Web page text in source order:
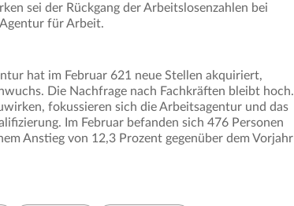
sei der Rückgang der Arbeitslosenzahlen bei
für Arbeit.
hat im Februar 621 neue Stellen akquiriert,
Die Nachfrage nach Fachkräften bleibt hoch.
fokussieren sich die Arbeitsagentur und das
Im Februar befanden sich 476 Personen
Anstieg von 12,3 Prozent gegenüber dem Vorjahr